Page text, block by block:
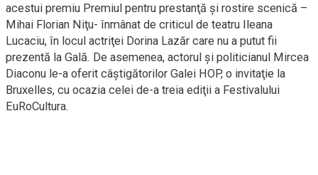
acestui premiu Premiul pentru prestanţă şi rostire scenică –
Mihai Florian Niţu- înmânat de criticul de teatru Ileana
Lucaciu, în locul actriţei Dorina Lazăr care nu a putut fii
prezentă la Gală. De asemenea, actorul şi politicianul Mircea
Diaconu le-a oferit câştigătorilor Galei HOP, o invitaţie la
Bruxelles, cu ocazia celei de-a treia ediţii a Festivalului
EuRoCultura.